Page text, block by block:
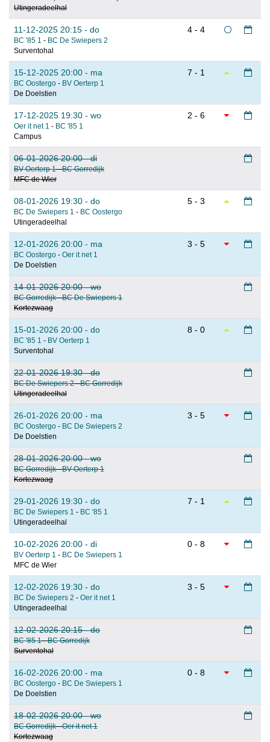
Utingeradeelhal
11-12-2025 20:15 - do
BC '85 1 - BC De Swiepers 2
Surventohal
4 - 4
15-12-2025 20:00 - ma
BC Oostergo - BV Oerterp 1
De Doelstien
7 - 1
17-12-2025 19:30 - wo
Oer it net 1 - BC '85 1
Campus
2 - 6
06-01-2026 20:00 - di
BV Oerterp 1-BC Gorredijk
MFC de Wier
08-01-2026 19:30 - do
BC De Swiepers 1 - BC Oostergo
Utingeradeelhal
5 - 3
12-01-2026 20:00 - ma
BC Oostergo - Oer it net 1
De Doelstien
3 - 5
14-01-2026 20:00 - wo
BC Gorredijk-BC De Swiepers 1
Kortezwaag
15-01-2026 20:00 - do
BC '85 1 - BV Oerterp 1
Surventohal
8 - 0
22-01-2026 19:30 - do
BC De Swiepers 2-BC Gorredijk
Utingeradeelhal
26-01-2026 20:00 - ma
BC Oostergo - BC De Swiepers 2
De Doelstien
3 - 5
28-01-2026 20:00 - wo
BC Gorredijk-BV Oerterp 1
Kortezwaag
29-01-2026 19:30 - do
BC De Swiepers 1 - BC '85 1
Utingeradeelhal
7 - 1
10-02-2026 20:00 - di
BV Oerterp 1 - BC De Swiepers 1
MFC de Wier
0 - 8
12-02-2026 19:30 - do
BC De Swiepers 2 - Oer it net 1
Utingeradeelhal
3 - 5
12-02-2026 20:15 - do
BC '85 1-BC Gorredijk
Surventohal
16-02-2026 20:00 - ma
BC Oostergo - BC De Swiepers 1
De Doelstien
0 - 8
18-02-2026 20:00 - wo
BC Gorredijk-Oer it net 1
Kortezwaag